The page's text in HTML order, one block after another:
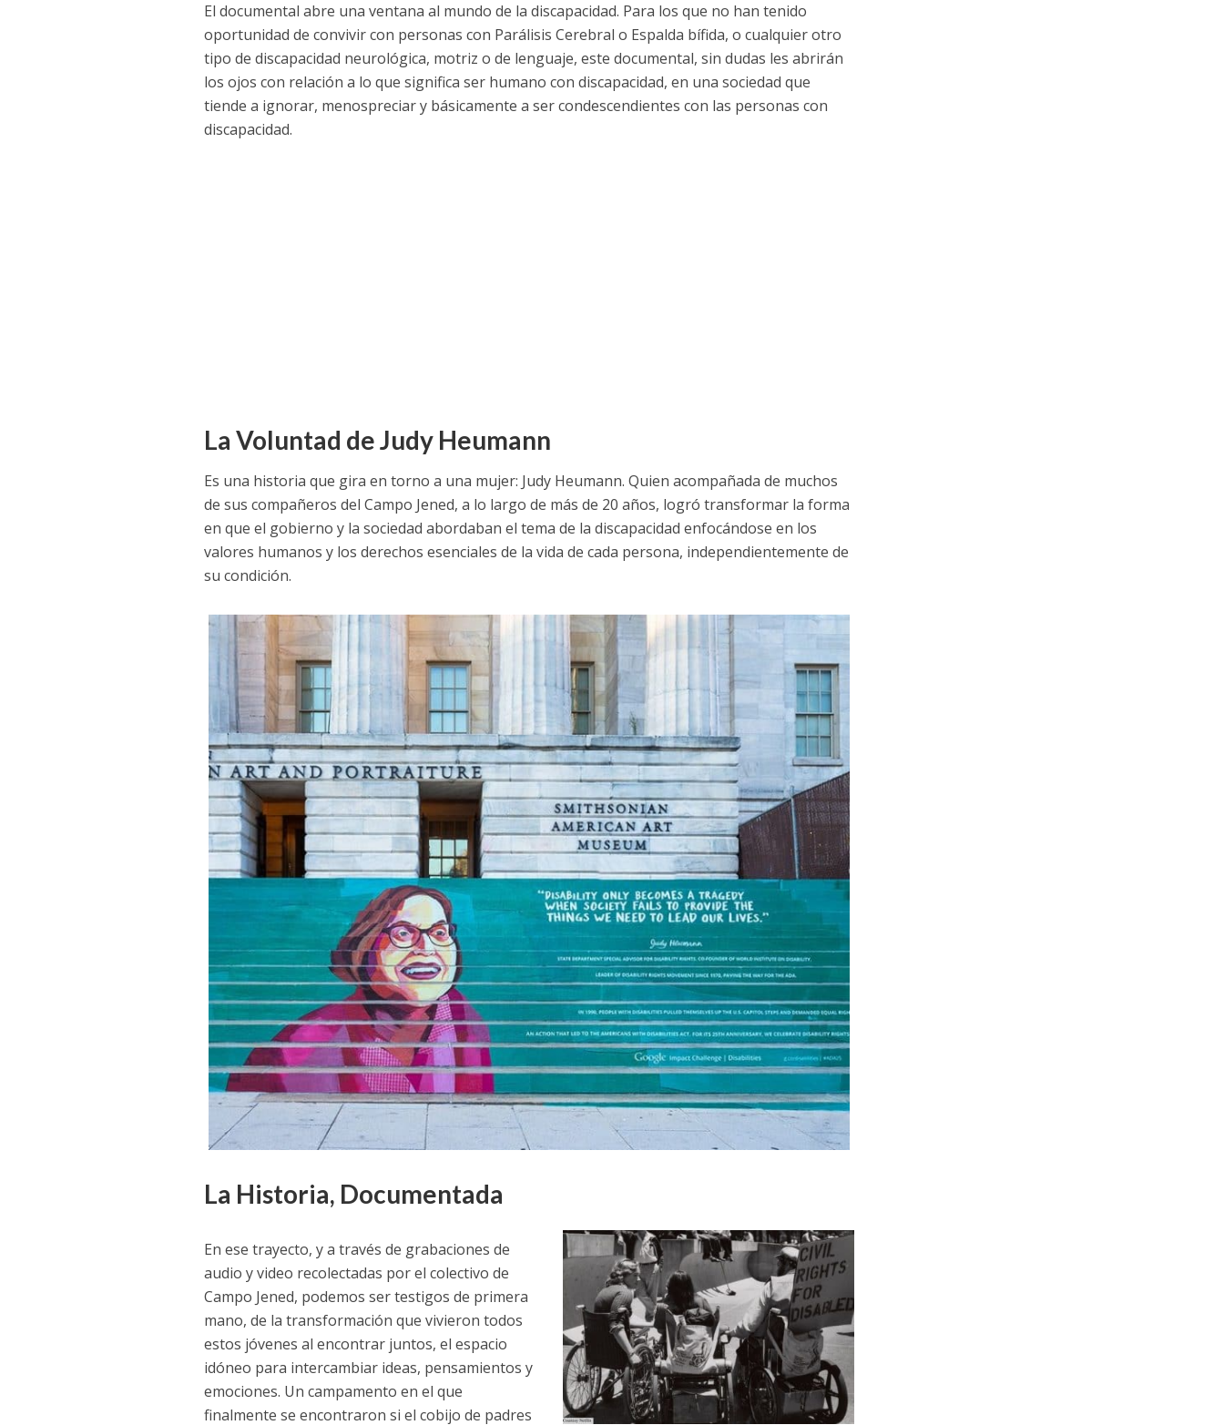
El documental abre una ventana al mundo de la discapacidad. Para los que no han tenido
oportunidad de convivir con personas con Parálisis Cerebral o Espalda bífida, o cualquier otro
tipo de discapacidad neurológica, motriz o de lenguaje, este documental, sin dudas les abrirán
los ojos con relación a lo que significa ser humano con discapacidad, en una sociedad que
tiende a ignorar, menospreciar y básicamente a ser condescendientes con las personas con
discapacidad.
La Voluntad de Judy Heumann
Es una historia que gira en torno a una mujer: Judy Heumann. Quien acompañada de muchos
de sus compañeros del Campo Jened, a lo largo de más de 20 años, logró transformar la forma
en que el gobierno y la sociedad abordaban el tema de la discapacidad enfocándose en los
valores humanos y los derechos esenciales de la vida de cada persona, independientemente de
su condición.
La Historia, Documentada
En ese trayecto, y a través de grabaciones de
audio y video recolectadas por el colectivo de
Campo Jened, podemos ser testigos de primera
mano, de la transformación que vivieron todos
estos jóvenes al encontrar juntos, el espacio
idóneo para intercambiar ideas, pensamientos y
emociones. Un campamento en el que
finalmente se encontraron si el cobijo de padres